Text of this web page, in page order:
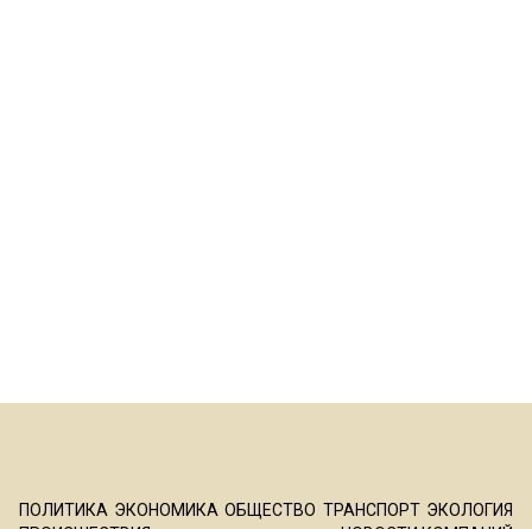
ПОЛИТИКА ЭКОНОМИКА ОБЩЕСТВО ТРАНСПОРТ ЭКОЛОГИЯ